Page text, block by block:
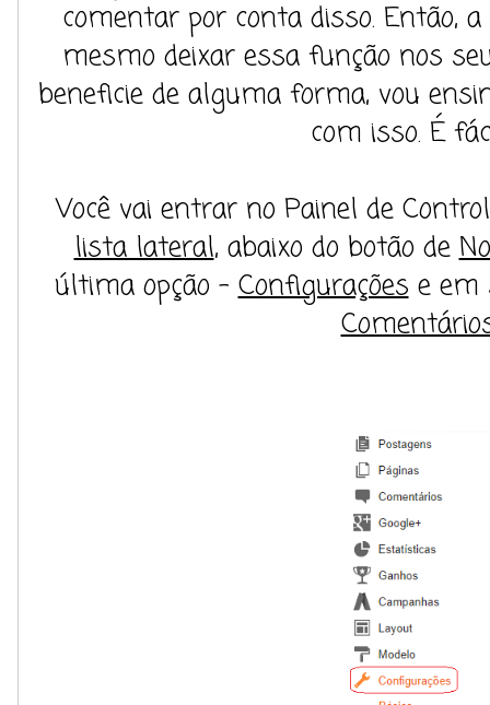
comentar por conta disso. Então,
mesmo deixar essa função nos
beneficie de alguma forma, vou
com isso. É
Você vai entrar no Painel de
lista lateral, abaixo do botão de
última opção -Configuraçõese em